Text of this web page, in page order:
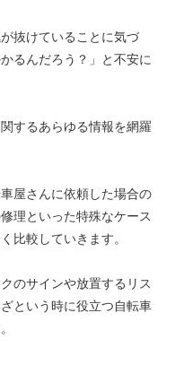
抜けていることに気づ
るんだろう？」と不安に
するあらゆる情報を網羅
屋さんに依頼した場合の
理といった特殊なケース
比較していきます。
のサインや放置するリス
という時に役立つ自転車